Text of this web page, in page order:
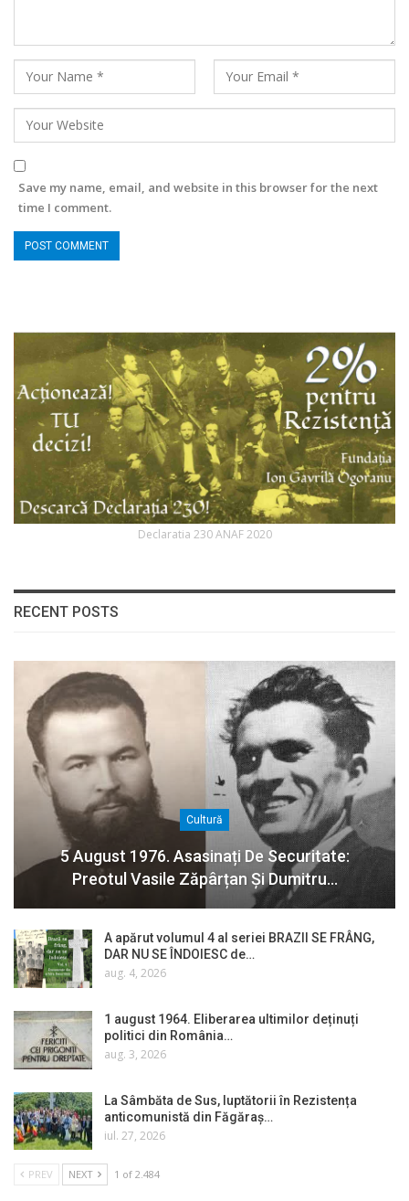
Save my name, email, and website in this browser for the next
time I comment.
Declaratia 230 ANAF 2020
RECENT POSTS
Cultură
5 August 1976. Asasinați De Securitate:
Preotul Vasile Zăpârțan Și Dumitru…
A apărut volumul 4 al seriei BRAZII SE FRÂNG,
DAR NU SE ÎNDOIESC de…
aug. 4, 2026
1 august 1964. Eliberarea ultimilor deținuți
politici din România…
aug. 3, 2026
La Sâmbăta de Sus, luptătorii în Rezistența
anticomunistă din Făgăraș…
iul. 27, 2026
PREV NEXT 1 of 2.484